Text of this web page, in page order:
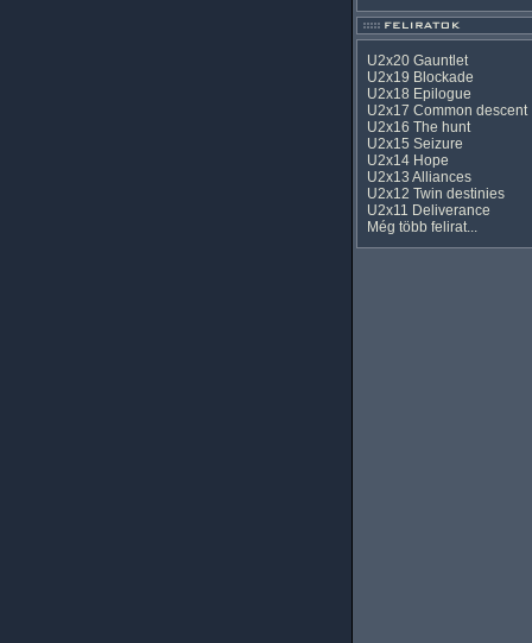
U2x20 Gauntlet
U2x19 Blockade
U2x18 Epilogue
U2x17 Common descent
U2x16 The hunt
U2x15 Seizure
U2x14 Hope
U2x13 Alliances
U2x12 Twin destinies
U2x11 Deliverance
Még több felirat...